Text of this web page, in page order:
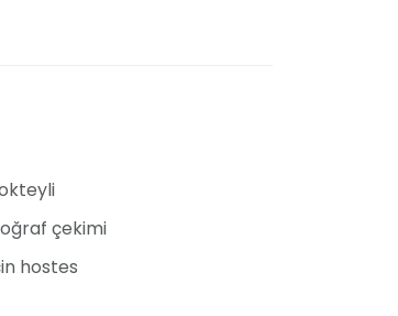
şamdanlar da salona
da bulunuyor. Gelin damat
mekanın içerisinde yer
kişi başı 250 TL hafta sonu
olan her şeyi kendi
çekimi
hostes